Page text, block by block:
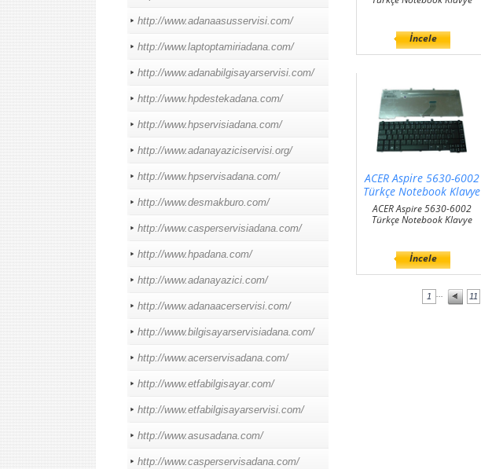
http://www.adanaasusservisi.com/
http://www.laptoptamiriadana.com/
http://www.adanabilgisayarservisi.com/
http://www.hpdestekadana.com/
http://www.hpservisiadana.com/
http://www.adanayaziciservisi.org/
http://www.hpservisadana.com/
http://www.desmakburo.com/
http://www.casperservisiadana.com/
http://www.hpadana.com/
http://www.adanayazici.com/
http://www.adanaacerservisi.com/
http://www.bilgisayarservisiadana.com/
http://www.acerservisadana.com/
http://www.etfabilgisayar.com/
http://www.etfabilgisayarservisi.com/
http://www.asusadana.com/
http://www.casperservisadana.com/
İncele
ACER Aspire 5630-6002
Türkçe Notebook Klavye
ACER Aspire 5630-6002
Türkçe Notebook Klavye
İncele
1 11